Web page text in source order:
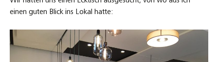
einen guten Blick ins Lokal hatte: